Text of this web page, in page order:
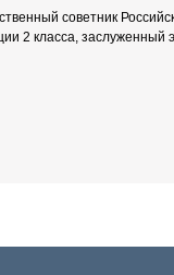
советник
2 класса, заслуженный